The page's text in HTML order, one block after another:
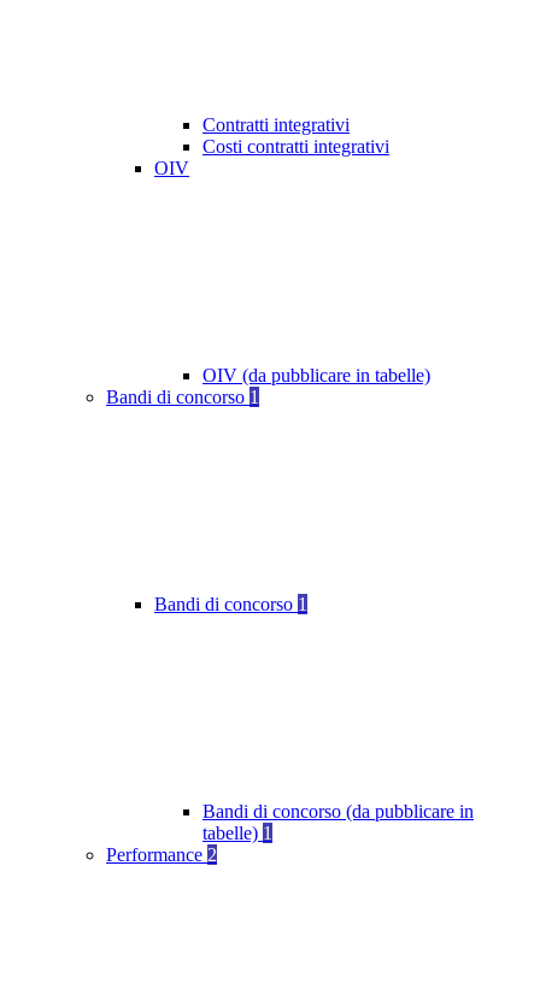
Contratti integrativi
Costi contratti integrativi
OIV
OIV (da pubblicare in tabelle)
Bandi di concorso 1
Bandi di concorso 1
Bandi di concorso (da pubblicare in
tabelle) 1
Performance 2